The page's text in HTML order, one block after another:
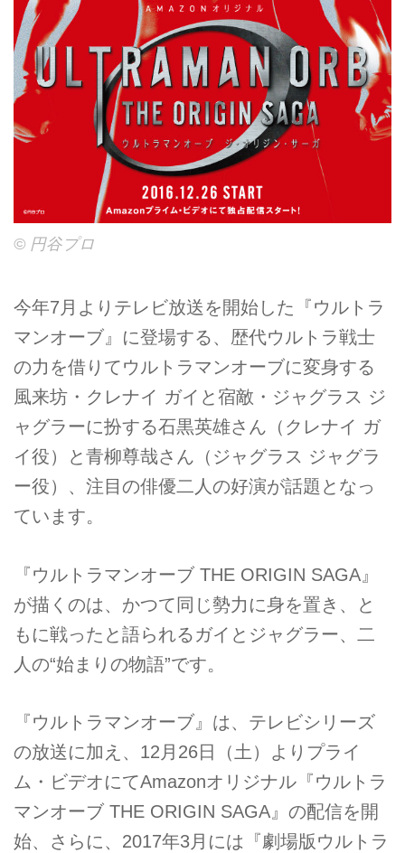
© 円谷プロ
今年7月よりテレビ放送を開始した『ウルトラ
マンオーブ』に登場する、歴代ウルトラ戦士
の力を借りてウルトラマンオーブに変身する
風来坊・クレナイ ガイと宿敵・ジャグラス ジ
ャグラーに扮する石黒英雄さん（クレナイ ガ
イ役）と青柳尊哉さん（ジャグラス ジャグラ
ー役）、注目の俳優二人の好演が話題となっ
ています。
『ウルトラマンオーブ THE ORIGIN SAGA』
が描くのは、かつて同じ勢力に身を置き、と
もに戦ったと語られるガイとジャグラー、二
人の“始まりの物語”です。
『ウルトラマンオーブ』は、テレビシリーズ
の放送に加え、12月26日（土）よりプライ
ム・ビデオにてAmazonオリジナル『ウルトラ
マンオーブ THE ORIGIN SAGA』の配信を開
始、さらに、2017年3月には『劇場版ウルトラ